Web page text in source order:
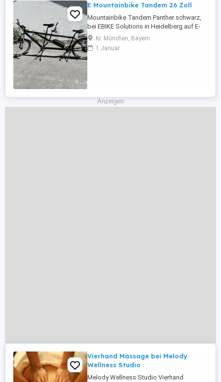
E Mountainbike Tandem 26 Zoll
Mountainbike Tandem Panther schwarz,
bei EBIKE Solutions in Heidelberg auf E-
Hinterradantrieb umgerüstet. Merkmale:
26 Zoll, Alurahmen, Unisex Erwachsene,
Shimano - Deore 27 Gang
Kr. München, Bayern
1 Januar
Anzeigen
Vierhand Massage bei Melody
Wellness Studio
Melody Wellness Studio Vierhand